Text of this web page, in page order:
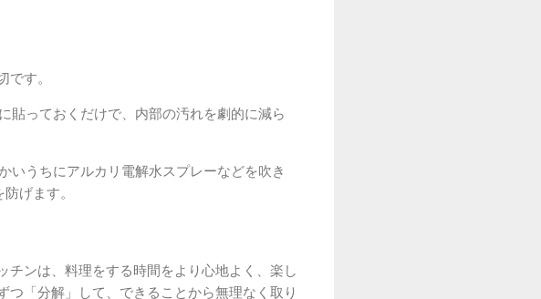
す。
貼っておくだけで、内部の汚れを劇的に減ら
いうちにアルカリ電解水スプレーなどを吹き
げます。
ンは、料理をする時間をより心地よく、楽し
「分解」して、できることから無理なく取り